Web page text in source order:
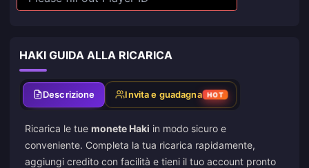
HAKI GUIDA ALLA RICARICA
Descrizione Invita e guadagna HOT
Ricarica le tue monete Haki in modo sicuro e
conveniente. Completa la tua ricarica rapidamente,
aggiungi credito con facilità e tieni il tuo account pronto